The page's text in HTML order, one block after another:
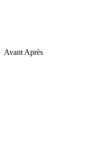
Avant Après